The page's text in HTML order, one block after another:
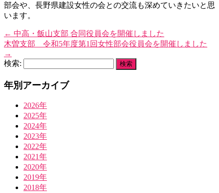
部会や、長野県建設女性の会との交流も深めていきたいと思
います。
← 中高・飯山支部 合同役員会を開催しました
木曽支部 令和5年度第1回女性部会役員会を開催しました
→
検索:
年別アーカイブ
2026年
2025年
2024年
2023年
2022年
2021年
2020年
2019年
2018年